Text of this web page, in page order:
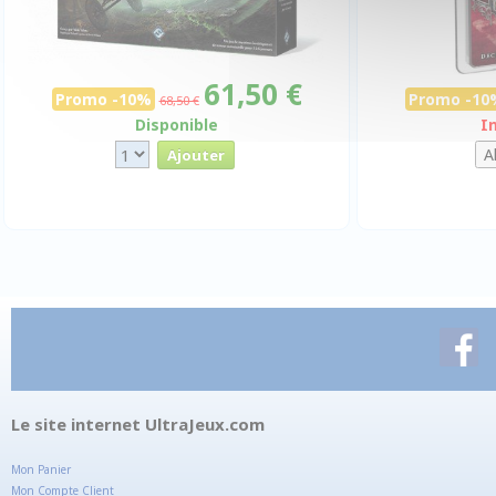
Promo -10% 68,50 € 61,50 €
Disponible
Promo -
Le site internet UltraJeux.com
Mon Panier
Mon Compte Client